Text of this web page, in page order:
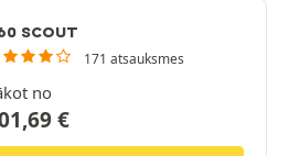
SCOUT
171 atsauksmes
no
€